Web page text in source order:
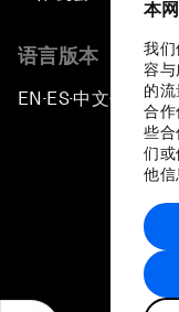
本
我
容与
的
合作
些合
们或
他信
语言版本
EN ▪ES▪中文▪ 日本語